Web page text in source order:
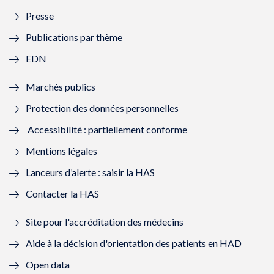
f
n
ê
t
r
e
)
e
n
ê
r
)
ê
t
e
ê
)
Presse
Publications par thème
EDN
Marchés publics
Protection des données personnelles
Accessibilité : partiellement conforme
Mentions légales
Lanceurs d’alerte : saisir la HAS
Contacter la HAS
Site pour l'accréditation des médecins
Aide à la décision d'orientation des patients en HAD
Open data